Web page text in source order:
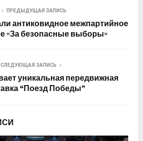
ПРЕДЫДУЩАЯ ЗАПИСЬ
антиковидное межпартийное
«За безопасные выборы»
СЛЕДУЮЩАЯ ЗАПИСЬ
уникальная передвижная
“Поезд Победы”